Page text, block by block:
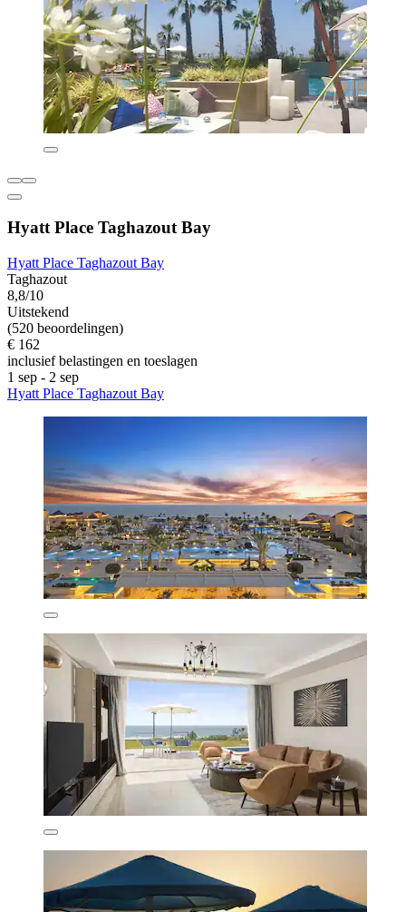
Hyatt Place Taghazout Bay
Hyatt Place Taghazout Bay
Taghazout
8,8/10
Uitstekend
(520 beoordelingen)
€ 162
inclusief belastingen en toeslagen
1 sep - 2 sep
Hyatt Place Taghazout Bay